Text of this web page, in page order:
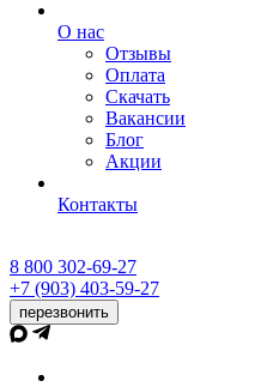
О нас
Отзывы
Оплата
Скачать
Вакансии
Блог
Акции
Контакты
8 800 302-69-27
+7 (903) 403-59-27
перезвонить